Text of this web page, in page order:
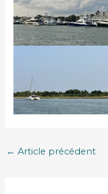
← Article précédent